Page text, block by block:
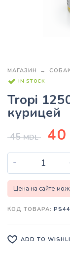
МАГАЗИН
IN STOCK
Tropi
курицей
45MDL 40
-
Цена на сайте
КОД ТОВАРА:
ADD TO